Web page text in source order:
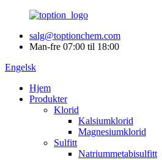
salg@toptionchem.com
Man-fre 07:00 til 18:00
Engelsk
Hjem
Produkter
Klorid
Kalsiumklorid
Magnesiumklorid
Sulfitt
Natriummetabisulfitt